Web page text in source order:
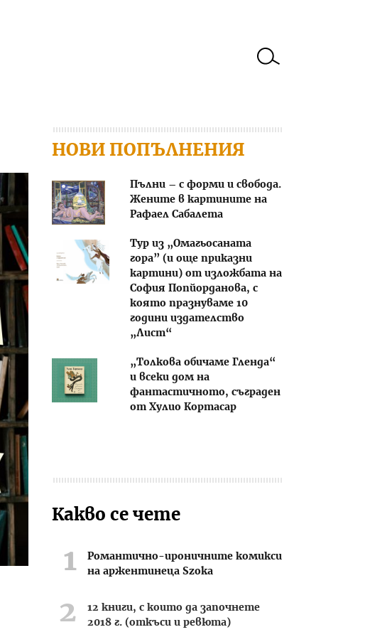
НОВИ ПОПЪЛНЕНИЯ
Пълни – с форми и свобода.
Жените в картините на
Рафаел Сабалета
Тур из „Омагьосаната
гора” (и още приказни
картини) от изложбата на
София Попйорданова, с
която празнуваме 10
години издателство
„Лист“
„Толкова обичаме Гленда“
и всеки дом на
фантастичното, съграден
от Хулио Кортасар
Какво се чете
Романтично-ироничните комикси
на аржентинеца Szoka
12 книги, с които да започнете
2018 г. (откъси и ревюта)